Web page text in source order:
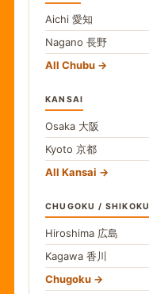
Aichi 愛知
Nagano 長野
All Chubu
KANSAI
Osaka 大阪
Kyoto 京都
All Kansai
CHUGOKU / SHIKOKU
Hiroshima 広島
Kagawa 香川
Chugoku